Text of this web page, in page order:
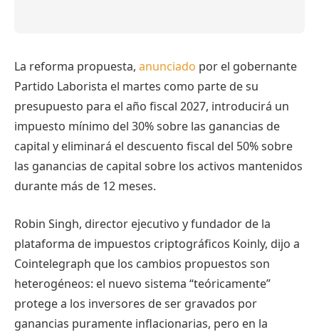
La reforma propuesta, anunciado por el gobernante
Partido Laborista el martes como parte de su
presupuesto para el año fiscal 2027, introducirá un
impuesto mínimo del 30% sobre las ganancias de
capital y eliminará el descuento fiscal del 50% sobre
las ganancias de capital sobre los activos mantenidos
durante más de 12 meses.
Robin Singh, director ejecutivo y fundador de la
plataforma de impuestos criptográficos Koinly, dijo a
Cointelegraph que los cambios propuestos son
heterogéneos: el nuevo sistema “teóricamente”
protege a los inversores de ser gravados por
ganancias puramente inflacionarias, pero en la